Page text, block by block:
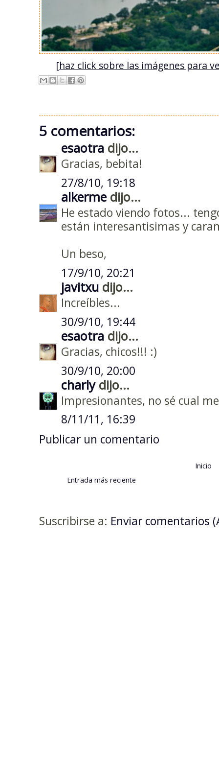
[haz click sobre las imágenes para
5 comentarios:
esaotra dijo...
Gracias, bebita!
27/8/10, 19:18
alkermedijo...
He estado viendo fotos...
están interesantisimas y
Un beso,
17/9/10, 20:21
javitxu dijo...
Increíbles...
30/9/10, 19:44
esaotra dijo...
Gracias, chicos!!! :)
30/9/10, 20:00
charlydijo...
Impresionantes, no sé cual
8/11/11, 16:39
Publicar un comentario
Entrada más reciente
Inicio
Suscribirse a: Enviar comentarios